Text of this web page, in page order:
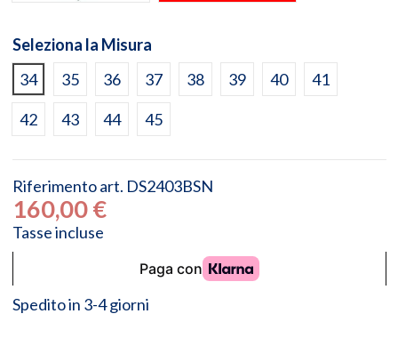
Seleziona la Misura
34
35 36 37 38 39 40 41
42 43 44 45
Riferimento art. DS2403BSN
160,00 €
Tasse incluse
Spedito in 3-4 giorni